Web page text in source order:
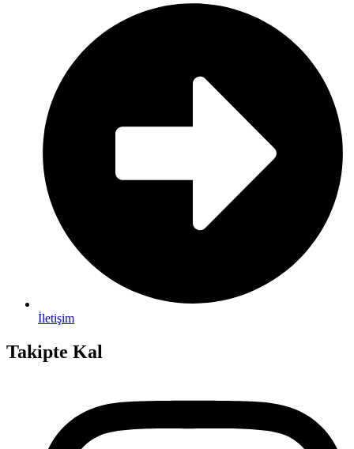
İletişim
Takipte Kal